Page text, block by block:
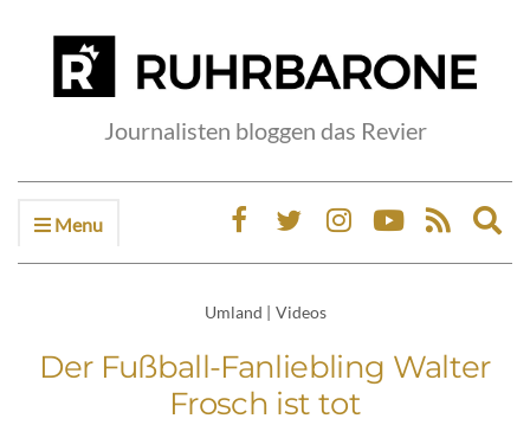
Journalisten bloggen das Revier
Menu
Umland | Videos
Der Fußball-Fanliebling Walter
Frosch ist tot